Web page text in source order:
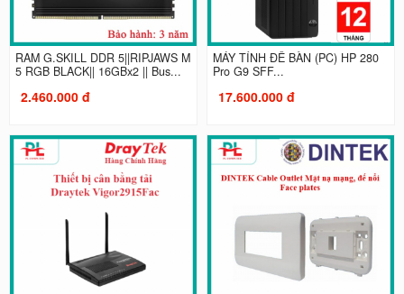
RAM G.SKILL DDR 5||RIPJAWS M
5 RGB BLACK|| 16GBx2 || Bus...
2.460.000 đ
MÁY TÍNH ĐỂ BÀN (PC) HP 280
Pro G9 SFF...
17.600.000 đ